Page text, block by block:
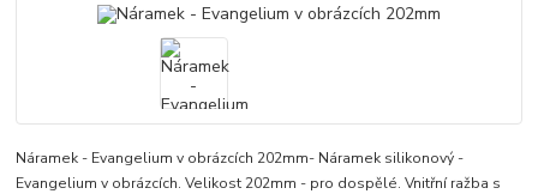
Náramek - Evangelium v obrázcích 202mm- Náramek silikonový -
Evangelium v obrázcích. Velikost 202mm - pro dospělé. Vnitřní ražba s